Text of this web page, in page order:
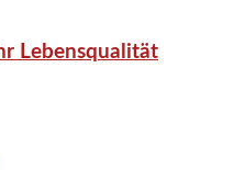
Lebensqualität